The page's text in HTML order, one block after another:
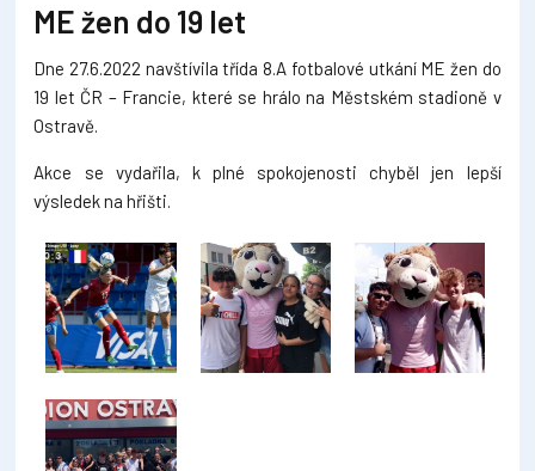
ME žen do 19 let
Dne 27.6.2022 navštívila třída 8.A fotbalové utkání ME žen do
19 let ČR – Francie, které se hrálo na Městském stadioně v
Ostravě.
Akce se vydařila, k plné spokojenosti chyběl jen lepší
výsledek na hřišti.